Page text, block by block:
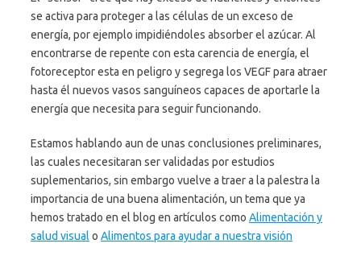
se activa para proteger a las células de un exceso de
energía, por ejemplo impidiéndoles absorber el azúcar. Al
encontrarse de repente con esta carencia de energía, el
fotoreceptor esta en peligro y segrega los VEGF para atraer
hasta él nuevos vasos sanguíneos capaces de aportarle la
energía que necesita para seguir funcionando.
Estamos hablando aun de unas conclusiones preliminares,
las cuales necesitaran ser validadas por estudios
suplementarios, sin embargo vuelve a traer a la palestra la
importancia de una buena alimentación, un tema que ya
hemos tratado en el blog en artículos como Alimentación y
salud visual o Alimentos para ayudar a nuestra visión